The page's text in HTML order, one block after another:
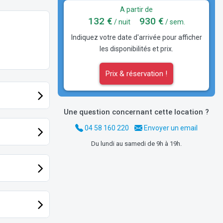
A partir de
132 € / nuit 930 € / sem.
Indiquez votre date d'arrivée pour afficher
les disponibilités et prix.
Prix & réservation !
Une question concernant cette location ?
04 58 160 220 Envoyer un email
Du lundi au samedi de 9h à 19h.